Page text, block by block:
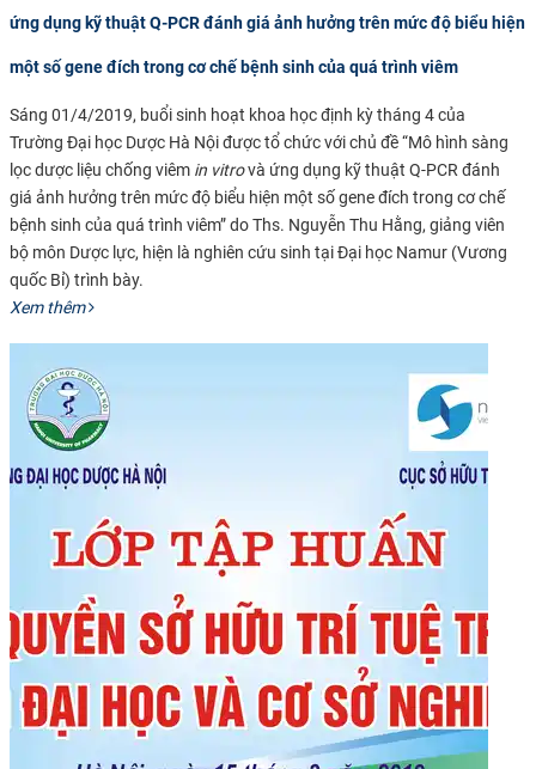
ứng dụng kỹ thuật Q-PCR đánh giá ảnh hưởng trên mức độ biểu hiện
một số gene đích trong cơ chế bệnh sinh của quá trình viêm
Sáng 01/4/2019, buổi sinh hoạt khoa học định kỳ tháng 4 của
Trường Đại học Dược Hà Nội được tổ chức với chủ đề “Mô hình sàng
lọc dược liệu chống viêm in vitrovà ứng dụng kỹ thuật Q-PCR đánh
giá ảnh hưởng trên mức độ biểu hiện một số gene đích trong cơ chế
bệnh sinh của quá trình viêm” do Ths. Nguyễn Thu Hằng, giảng viên
bộ môn Dược lực, hiện là nghiên cứu sinh tại Đại học Namur (Vương
quốc Bỉ) trình bày.
Xem thêm